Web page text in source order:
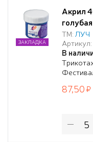
Акрил
голубая
ТМ:ЛУЧ
В
ЗАКЛАДКА
87,50